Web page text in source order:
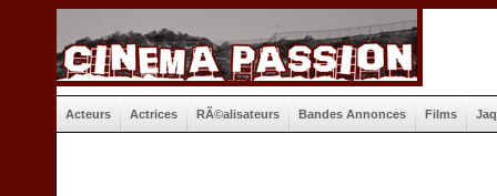
Acteurs Actrices RÃ©alisateurs Bandes Annonces Films